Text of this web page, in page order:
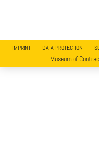
IMPRINT DATA PROTECTION
Museum of